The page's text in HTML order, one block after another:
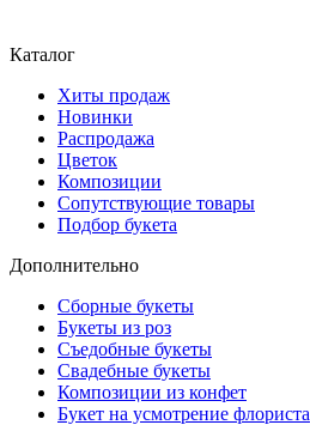
Каталог
Хиты продаж
Новинки
Распродажа
Цветок
Композиции
Сопутствующие товары
Подбор букета
Дополнительно
Сборные букеты
Букеты из роз
Съедобные букеты
Свадебные букеты
Композиции из конфет
Букет на усмотрение флориста